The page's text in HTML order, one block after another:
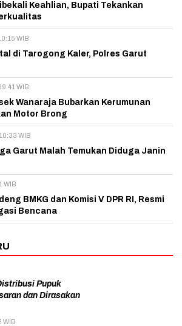
Keahlian, Bupati Tekankan
WIB
di Tarogong Kaler, Polres Garut
WIB
Wanaraja Bubarkan Kerumunan
Motor Brong
WIB
Garut Malah Temukan Diduga Janin
WIB
BMKG dan Komisi V DPR RI, Resmi
Bencana
Pupuk
dan Dirasakan
WIB